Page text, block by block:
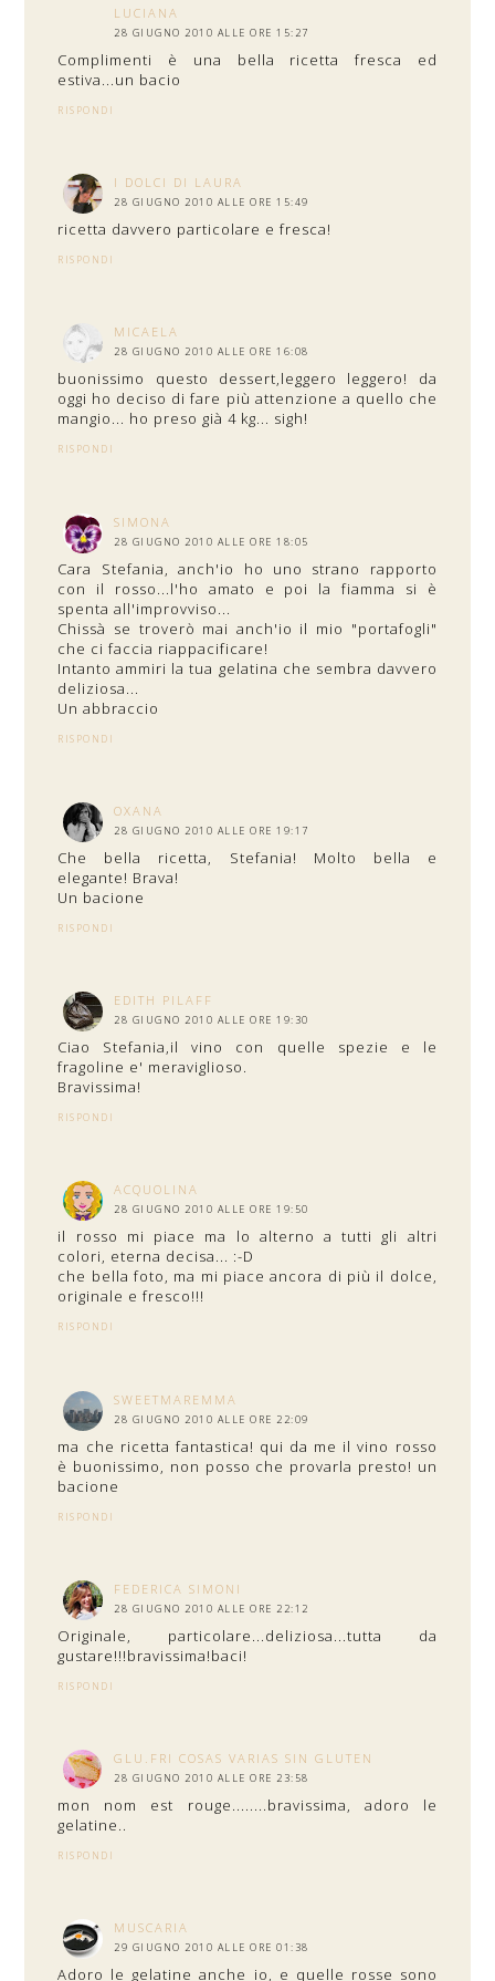
LUCIANA
28 GIUGNO 2010 ALLE ORE 15:27
Complimenti è una bella ricetta fresca ed
estiva...un bacio
RISPONDI
I DOLCI DI LAURA
28 GIUGNO 2010 ALLE ORE 15:49
ricetta davvero particolare e fresca!
RISPONDI
MICAELA
28 GIUGNO 2010 ALLE ORE 16:08
buonissimo questo dessert,leggero leggero! da
oggi ho deciso di fare più attenzione a quello che
mangio... ho preso già 4 kg... sigh!
RISPONDI
SIMONA
28 GIUGNO 2010 ALLE ORE 18:05
Cara Stefania, anch'io ho uno strano rapporto
con il rosso...l'ho amato e poi la fiamma si è
spenta all'improvviso...
Chissà se troverò mai anch'io il mio "portafogli"
che ci faccia riappacificare!
Intanto ammiri la tua gelatina che sembra davvero
deliziosa...
Un abbraccio
RISPONDI
OXANA
28 GIUGNO 2010 ALLE ORE 19:17
Che bella ricetta, Stefania! Molto bella e
elegante! Brava!
Un bacione
RISPONDI
EDITH PILAFF
28 GIUGNO 2010 ALLE ORE 19:30
Ciao Stefania,il vino con quelle spezie e le
fragoline e' meraviglioso.
Bravissima!
RISPONDI
ACQUOLINA
28 GIUGNO 2010 ALLE ORE 19:50
il rosso mi piace ma lo alterno a tutti gli altri
colori, eterna decisa... :-D
che bella foto, ma mi piace ancora di più il dolce,
originale e fresco!!!
RISPONDI
SWEETMAREMMA
28 GIUGNO 2010 ALLE ORE 22:09
ma che ricetta fantastica! qui da me il vino rosso
è buonissimo, non posso che provarla presto! un
bacione
RISPONDI
FEDERICA SIMONI
28 GIUGNO 2010 ALLE ORE 22:12
Originale, particolare...deliziosa...tutta da
gustare!!!bravissima!baci!
RISPONDI
GLU.FRI COSAS VARIAS SIN GLUTEN
28 GIUGNO 2010 ALLE ORE 23:58
mon nom est rouge........bravissima, adoro le
gelatine..
RISPONDI
MUSCARIA
29 GIUGNO 2010 ALLE ORE 01:38
Adoro le gelatine anche io, e quelle rosse sono